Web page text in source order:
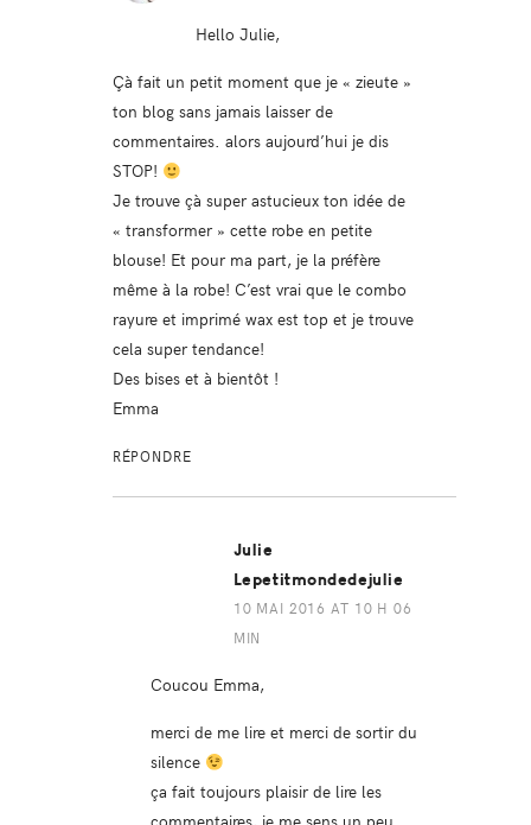
Hello Julie,
Çà fait un petit moment que je « zieute »
ton blog sans jamais laisser de
commentaires. alors aujourd’hui je dis
STOP!
Je trouve çà super astucieux ton idée de
« transformer » cette robe en petite
blouse! Et pour ma part, je la préfère
même à la robe! C’est vrai que le combo
rayure et imprimé wax est top et je trouve
cela super tendance!
Des bises et à bientôt !
Emma
RÉPONDRE
Julie
Lepetitmondedejulie
10 MAI 2016 AT 10 H 06
MIN
Coucou Emma,
merci de me lire et merci de sortir du
silence
ça fait toujours plaisir de lire les